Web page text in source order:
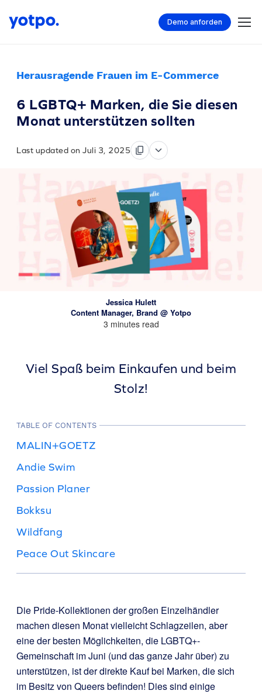
Demo anforden
Herausragende Frauen im E-Commerce
6 LGBTQ+ Marken, die Sie diesen
Monat unterstützen sollten
Last updated on Juli 3, 2025
Jessica Hulett
Content Manager, Brand @ Yotpo
3 minutes read
Viel Spaß beim Einkaufen und beim
Stolz!
TABLE OF CONTENTS
MALIN+GOETZ
Andie Swim
Passion Planer
Bokksu
Wildfang
Peace Out Skincare
Die Pride-Kollektionen der großen Einzelhändler
machen diesen Monat vielleicht Schlagzeilen, aber
eine der besten Möglichkeiten, die LGBTQ+-
Gemeinschaft im Juni (und das ganze Jahr über) zu
unterstützen, ist der direkte Kauf bei Marken, die sich
im Besitz von Queers befinden! Dies sind einige